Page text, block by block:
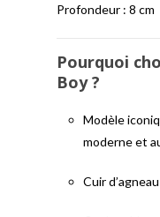
Profondeur : 8 cm
Pourquoi
Boy ?
Modèle
moderne et
Cuir